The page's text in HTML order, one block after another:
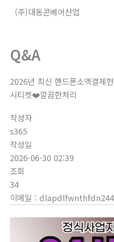
(주)대동콘베어산업
Q&A
2026년 최신 핸드폰소액결
시티켓❤️깔끔한처리
작성자
s365
작성일
2026-06-30 02:39
조회
34
이메일 :